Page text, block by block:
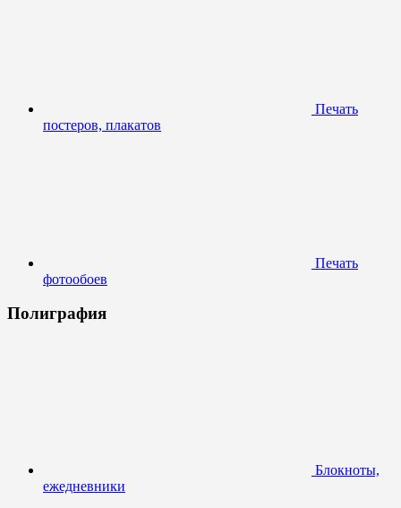
Печать
постеров, плакатов
Печать
фотообоев
Полиграфия
Блокноты,
ежедневники